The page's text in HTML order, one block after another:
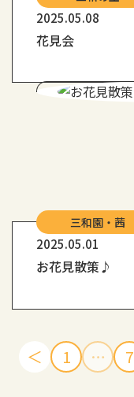
2025.05.08
花見会
三和園・茜
2025.05.01
お花見散策♪
＜ 1 … 7